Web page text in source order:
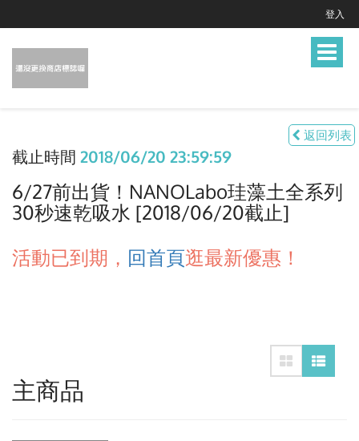
登入
Toggle
返回列表
截止時間 2018/06/20 23:59:59
6/27前出貨！NANOLabo珪藻土全系列
30秒速乾吸水 [2018/06/20截止]
活動已到期， 回首頁逛最新優惠！
主商品